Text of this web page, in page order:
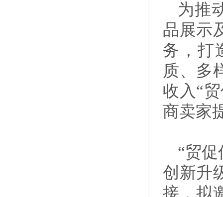
为推
品展示
务，打
质、多
收入“
商卖家
“贸
创新升
接，拟